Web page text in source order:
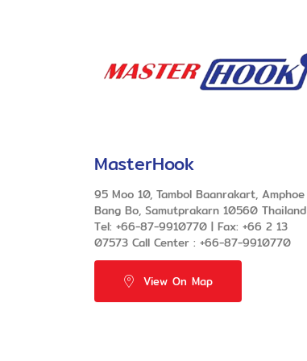
MasterHook
95 Moo 10, Tambol Baanrakart, Amphoe
Bang Bo, Samutprakarn 10560 Thailand
Tel: +66-87-9910770 | Fax: +66 2 13
07573 Call Center : +66-87-9910770
View On Map